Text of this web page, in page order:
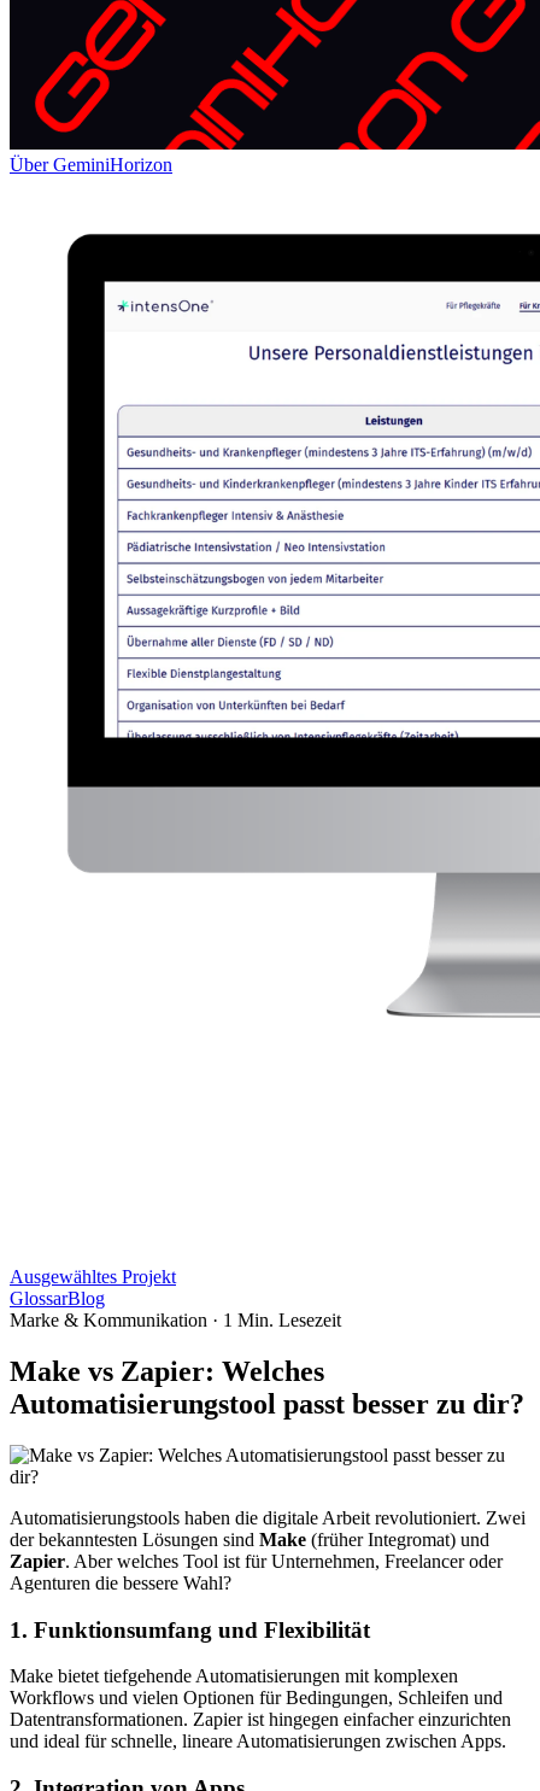
Über GeminiHorizon
Ausgewähltes Projekt
GlossarBlog
Marke & Kommunikation · 1 Min. Lesezeit
Make vs Zapier: Welches
Automatisierungstool passt besser zu dir?
Automatisierungstools haben die digitale Arbeit revolutioniert. Zwei
der bekanntesten Lösungen sind Make (früher Integromat) und
Zapier. Aber welches Tool ist für Unternehmen, Freelancer oder
Agenturen die bessere Wahl?
1. Funktionsumfang und Flexibilität
Make bietet tiefgehende Automatisierungen mit komplexen
Workflows und vielen Optionen für Bedingungen, Schleifen und
Datentransformationen. Zapier ist hingegen einfacher einzurichten
und ideal für schnelle, lineare Automatisierungen zwischen Apps.